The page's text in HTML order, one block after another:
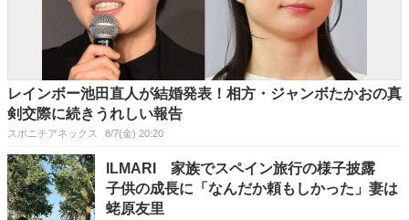
レインボー池田直人が結婚発表！相方・ジャンボたかおの真
剣交際に続きうれしい報告
スポニチアネックス 8/7(金) 20:20
ILMARI 家族でスペイン旅行の様子披露
子供の成長に「なんだか頼もしかった」妻は
蛯原友里